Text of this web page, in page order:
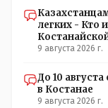
партиями.
легких - Кто
9 августа 2026 г.
До 10
в Костанае
9 августа 2026 г.